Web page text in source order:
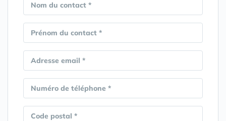
Nom du contact *
Prénom du contact *
Adresse email *
Numéro de téléphone *
Code postal *